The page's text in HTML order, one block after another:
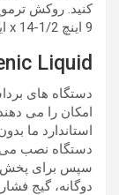
کنید. روکش
9 اینچ x 14-1/2 اینچ.
Liquid
دستگاه های
امکان را می
استاندارد ما
سپس برای پخش
دوگانه، گیج